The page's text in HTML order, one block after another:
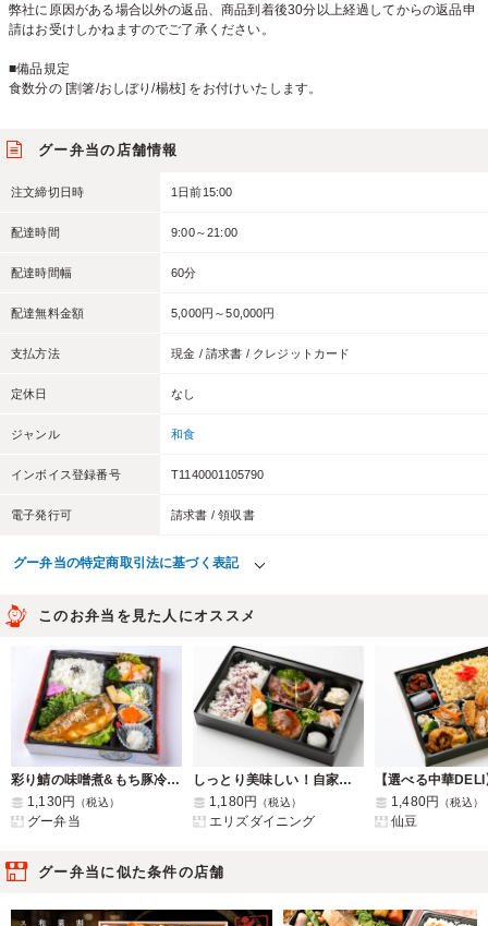
弊社に原因がある場合以外の返品、商品到着後30分以上経過してからの返品申
請はお受けしかねますのでご了承ください。
■備品規定
食数分の [割箸/おしぼり/楊枝] をお付けいたします。
グー弁当の店舗情報
注文締切日時 1日前15:00
配達時間 9:00～21:00
配達時間幅 60分
配達無料金額 5,000円～50,000円
支払方法 現金 / 請求書 / クレジットカード
定休日 なし
ジャンル 和食
インボイス登録番号 T1140001105790
電子発行可 請求書 / 領収書
グー弁当の特定商取引法に基づく表記
このお弁当を見た人にオススメ
彩り鯖の味噌煮&もち豚冷しゃぶ弁当
1,130円
（税込）
グー弁当
しっとり美味しい！自家製ローストビーフ弁当 (ハンバーグ&エビフライ)
1,180円
（税込）
エリズダイニング
1,480円 （税込）
仙豆
グー弁当に似た条件の店舗